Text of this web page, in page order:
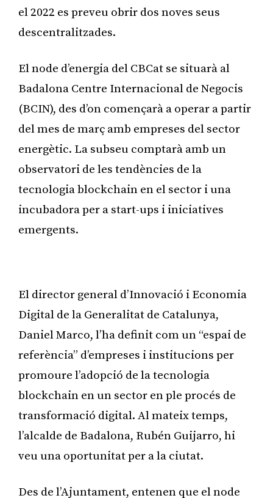
el 2022 es preveu obrir dos noves seus
descentralitzades.
El node d’energia del CBCat se situarà al
Badalona Centre Internacional de Negocis
(BCIN), des d’on començarà a operar a partir
del mes de març amb empreses del sector
energètic. La subseu comptarà amb un
observatori de les tendències de la
tecnologia blockchain en el sector i una
incubadora per a start-ups i iniciatives
emergents.
El director general d’Innovació i Economia
Digital de la Generalitat de Catalunya,
Daniel Marco, l’ha definit com un “espai de
referència” d’empreses i institucions per
promoure l’adopció de la tecnologia
blockchain en un sector en ple procés de
transformació digital. Al mateix temps,
l’alcalde de Badalona, Rubén Guijarro, hi
veu una oportunitat per a la ciutat.
Des de l’Ajuntament, entenen que el node